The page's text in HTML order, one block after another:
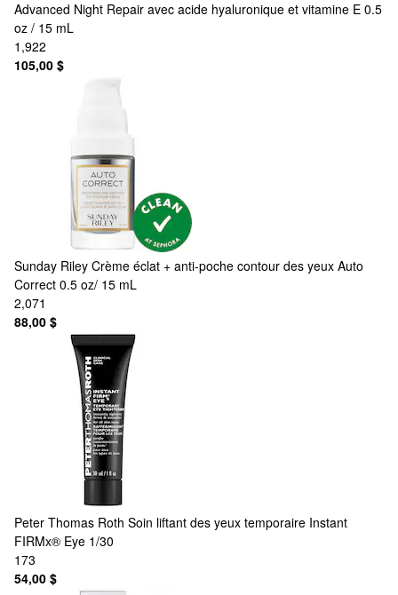
Advanced Night Repair avec acide hyaluronique et vitamine E 0.5
oz / 15 mL
1,922
105,00 $
Sunday Riley Crème éclat + anti-poche contour des yeux Auto
Correct 0.5 oz/ 15 mL
2,071
88,00 $
Peter Thomas Roth Soin liftant des yeux temporaire Instant
FIRMx® Eye 1/30
173
54,00 $